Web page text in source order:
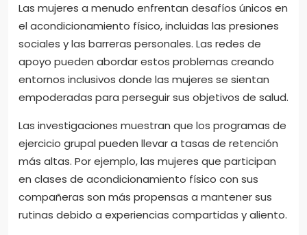
Las mujeres a menudo enfrentan desafíos únicos en
el acondicionamiento físico, incluidas las presiones
sociales y las barreras personales. Las redes de
apoyo pueden abordar estos problemas creando
entornos inclusivos donde las mujeres se sientan
empoderadas para perseguir sus objetivos de salud.
Las investigaciones muestran que los programas de
ejercicio grupal pueden llevar a tasas de retención
más altas. Por ejemplo, las mujeres que participan
en clases de acondicionamiento físico con sus
compañeras son más propensas a mantener sus
rutinas debido a experiencias compartidas y aliento.